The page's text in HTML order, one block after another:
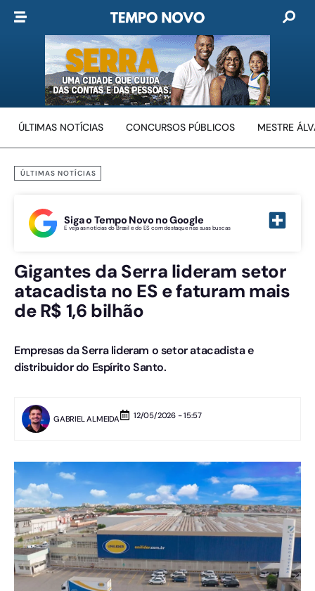
ÚLTIMAS NOTÍCIAS CONCURSOS PÚBLICOS MESTRE
ÚLTIMAS NOTÍCIAS
Siga o Tempo Novo no Google
E veja as notícias do Brasil e do ES com destaque nas suas buscas
Gigantes da Serra lideram setor
atacadista no ES e faturam mais
de R$ 1,6 bilhão
Empresas da Serra lideram o setor atacadista e
distribuidor do Espírito Santo.
GABRIEL ALMEIDA 12/05/2026 - 15:57